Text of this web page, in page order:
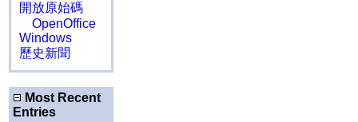
開放原始碼
OpenOffice
Windows
歷史新聞
Most Recent
Entries